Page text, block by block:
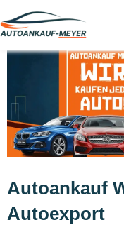
Autoankauf
Autoexport